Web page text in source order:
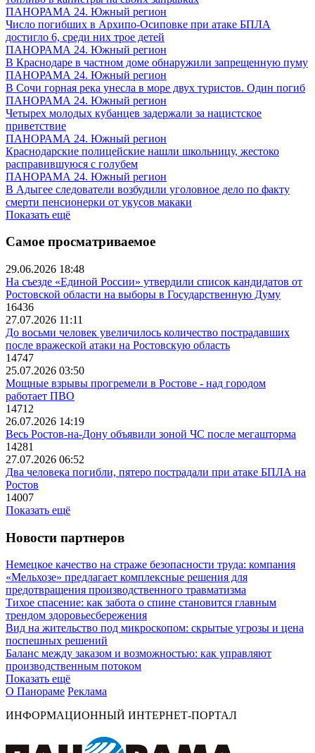
ПАНОРАМА 24. Южный регион
Число погибших в Архипо-Осиповке при атаке БПЛА
достигло 6, среди них трое детей
ПАНОРАМА 24. Южный регион
В Краснодаре в частном доме обнаружили запрещенную пуму
ПАНОРАМА 24. Южный регион
В Сочи горная река унесла в море двух туристов. Один погиб
ПАНОРАМА 24. Южный регион
Четырех молодых кубанцев задержали за нацистское
приветствие
ПАНОРАМА 24. Южный регион
Краснодарские полицейские нашли школьницу, жестоко
расправившуюся с голубем
ПАНОРАМА 24. Южный регион
В Адыгее следователи возбудили уголовное дело по факту
смерти пенсионерки от укусов макаки
Показать ещё
Самое просматриваемое
29.06.2026 18:48
На съезде «Единой России» утвердили список кандидатов от
Ростовской области на выборы в Государственную Думу
16436
27.07.2026 11:11
До восьми человек увеличилось количество пострадавших
после вражеской атаки на Ростовскую область
14747
25.07.2026 03:50
Мощные взрывы прогремели в Ростове - над городом
работает ПВО
14712
26.07.2026 14:19
Весь Ростов-на-Дону объявили зоной ЧС после мегашторма
14281
27.07.2026 06:52
Два человека погибли, пятеро пострадали при атаке БПЛА на
Ростов
14007
Показать ещё
Новости партнеров
Немецкое качество на страже безопасности труда: компания
«Мельхозе» предлагает комплексные решения для
предотвращения производственного травматизма
Тихое спасение: как забота о спине становится главным
трендом здоровьесбережения
Вид на жительство под микроскопом: скрытые угрозы и цена
поспешных решений
Баланс между заказом и возможностью: как управляют
производственным потоком
Показать ещё
О Панораме Реклама
ИНФОРМАЦИОННЫЙ ИНТЕРНЕТ-ПОРТАЛ